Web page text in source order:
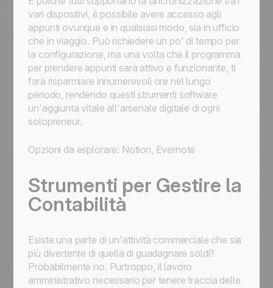
vari dispositivi, è possibile avere accesso agli
appunti ovunque e in qualsiasi modo, sia in ufficio
che in viaggio. Può richiedere un po' di tempo per
la configurazione, ma una volta che il programma
per prendere appunti sarà attivo e funzionante, ti
farà risparmiare innumerevoli ore nel lungo
periodo, rendendo questi strumenti software
un'aggiunta vitale all'arsenale digitale di ogni
solopreneur.
Opzioni da esplorare: Notion, Evernote
Strumenti per Gestire la
Contabilità
Esiste una parte di un'attività commerciale che sia
più divertente di quella di guadagnare soldi?
Probabilmente no. Purtroppo, il lavoro
amministrativo necessario per tenere traccia delle